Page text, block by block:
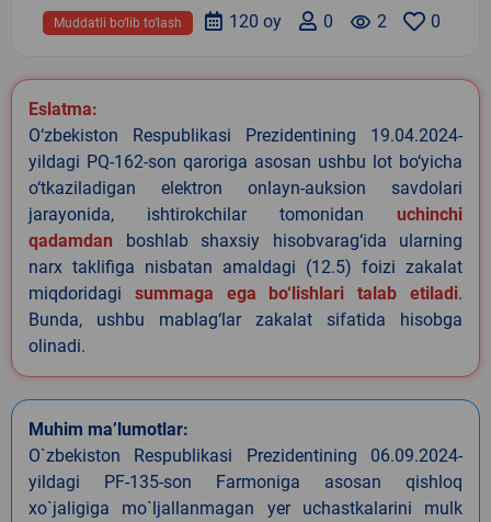
0
remove_red_eye 2
0
120 oy
Muddatli bo‘lib to‘lash
Eslatma:
O‘zbekiston Respublikasi Prezidentining 19.04.2024-
yildagi PQ-162-son qaroriga asosan ushbu lot bo‘yicha
o‘tkaziladigan elektron onlayn-auksion savdolari
jarayonida, ishtirokchilar tomonidan uchinchi
qadamdan boshlab shaxsiy hisobvarag‘ida ularning
narx taklifiga nisbatan amaldagi (12.5) foizi zakalat
miqdoridagi summaga ega bo‘lishlari talab etiladi.
Bunda, ushbu mablag‘lar zakalat sifatida hisobga
olinadi.
Muhim ma’lumotlar:
O`zbekiston Respublikasi Prezidentining 06.09.2024-
yildagi PF-135-son Farmoniga asosan qishloq
xo`jaligiga mo`ljallanmagan yer uchastkalarini mulk